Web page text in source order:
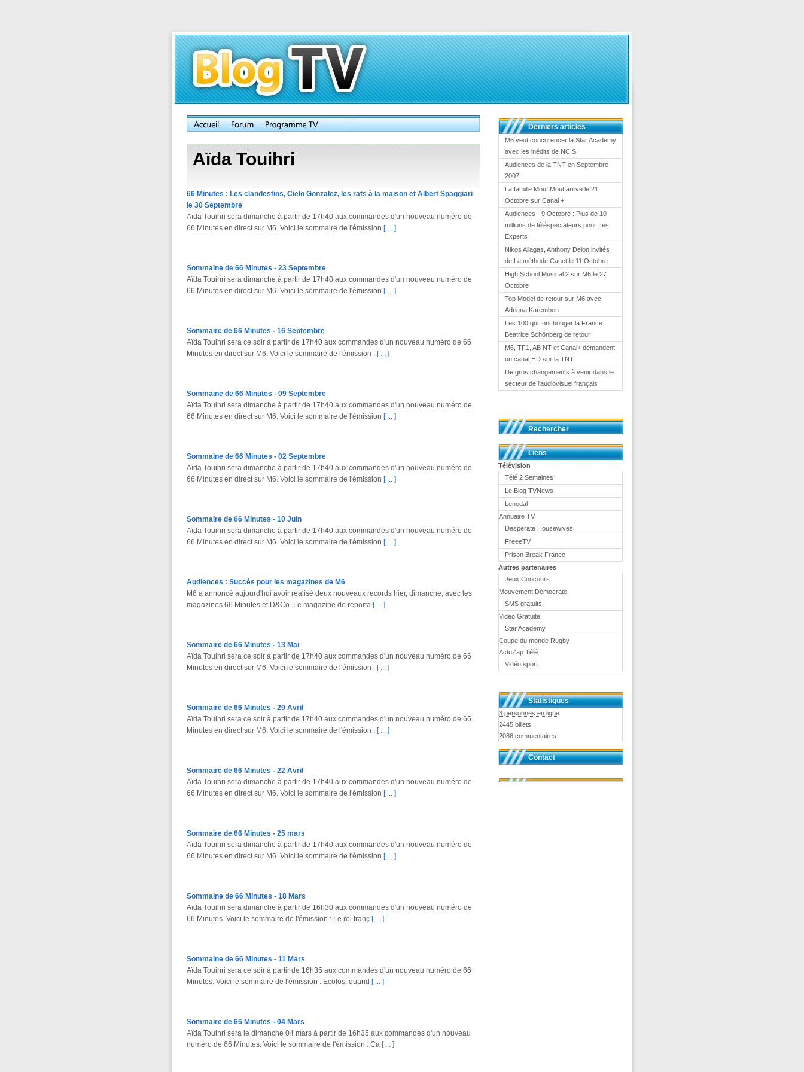
Aïda Touihri
66 Minutes : Les clandestins, Cielo Gonzalez, les rats à la maison et Albert Spaggiari
le 30 Septembre
Aïda Touihri sera dimanche à partir de 17h40 aux commandes d'un nouveau numéro de
66 Minutes en direct sur M6. Voici le sommaire de l'émission [ ... ]
Sommaine de 66 Minutes - 23 Septembre
Aïda Touihri sera dimanche à partir de 17h40 aux commandes d'un nouveau numéro de
66 Minutes en direct sur M6. Voici le sommaire de l'émission [ ... ]
Sommaire de 66 Minutes - 16 Septembre
Aïda Touihri sera ce soir à partir de 17h40 aux commandes d'un nouveau numéro de 66
Minutes en direct sur M6. Voici le sommaire de l'émission : [ ... ]
Sommaine de 66 Minutes - 09 Septembre
Aïda Touihri sera dimanche à partir de 17h40 aux commandes d'un nouveau numéro de
66 Minutes en direct sur M6. Voici le sommaire de l'émission [ ... ]
Sommaine de 66 Minutes - 02 Septembre
Aïda Touihri sera dimanche à partir de 17h40 aux commandes d'un nouveau numéro de
66 Minutes en direct sur M6. Voici le sommaire de l'émission [ ... ]
Sommaire de 66 Minutes - 10 Juin
Aïda Touihri sera dimanche à partir de 17h40 aux commandes d'un nouveau numéro de
66 Minutes en direct sur M6. Voici le sommaire de l'émission [ ... ]
Audiences : Succès pour les magazines de M6
M6 a annoncé aujourd'hui avoir réalisé deux nouveaux records hier, dimanche, avec les
magazines 66 Minutes et D&Co. Le magazine de reporta [ ... ]
Sommaire de 66 Minutes - 13 Mai
Aïda Touihri sera ce soir à partir de 17h40 aux commandes d'un nouveau numéro de 66
Minutes en direct sur M6. Voici le sommaire de l'émission : [ ... ]
Sommaire de 66 Minutes - 29 Avril
Aïda Touihri sera ce soir à partir de 17h40 aux commandes d'un nouveau numéro de 66
Minutes en direct sur M6. Voici le sommaire de l'émission : [ ... ]
Sommaire de 66 Minutes - 22 Avril
Aïda Touihri sera dimanche à partir de 17h40 aux commandes d'un nouveau numéro de
66 Minutes en direct sur M6. Voici le sommaire de l'émission [ ... ]
Sommaire de 66 Minutes - 25 mars
Aïda Touihri sera dimanche à partir de 17h40 aux commandes d'un nouveau numéro de
66 Minutes en direct sur M6. Voici le sommaire de l'émission [ ... ]
Sommaine de 66 Minutes - 18 Mars
Aïda Touihri sera dimanche à partir de 16h30 aux commandes d'un nouveau numéro de
66 Minutes. Voici le sommaire de l'émission : Le roi franç [ ... ]
Sommaine de 66 Minutes - 11 Mars
Aïda Touihri sera ce soir à partir de 16h35 aux commandes d'un nouveau numéro de 66
Minutes. Voici le sommaire de l'émission : Ecolos: quand [ ... ]
Sommaire de 66 Minutes - 04 Mars
Aïda Touihri sera le dimanche 04 mars à partir de 16h35 aux commandes d'un nouveau
numéro de 66 Minutes. Voici le sommaire de l'émission : Ca [ ... ]
Derniers articles
M6 veut concurencer la Star Academy
avec les inédits de NCIS
Audiences de la TNT en Septembre
2007
La famille Mout Mout arrive le 21
Octobre sur Canal +
Audiences - 9 Octobre : Plus de 10
millions de téléspectateurs pour Les
Experts
Nikos Aliagas, Anthony Delon invités
de La méthode Cauet le 11 Octobre
High School Musical 2 sur M6 le 27
Octobre
Top Model de retour sur M6 avec
Adriana Karembeu
Les 100 qui font bouger la France :
Beatrice Schönberg de retour
M6, TF1, AB NT et Canal+ demandent
un canal HD sur la TNT
De gros changements à venir dans le
secteur de l'audiovisuel français
Rechercher
Liens
Télévision
Télé 2 Semaines
Le Blog TVNews
Lenodal
Annuaire TV
Desperate Housewives
FreeeTV
Prison Break France
Autres partenaires
Jeux Concours
Mouvement Démocrate
SMS gratuits
Video Gratuite
Star Academy
Coupe du monde Rugby
ActuZap Télé
Vidéo sport
Statistiques
3 personnes en ligne
2445 billets
2086 commentaires
Contact